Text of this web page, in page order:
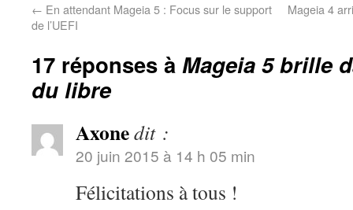
← En attendant Mageia 5 : Focus sur le support
de l’UEFI
Mageia 4
17 réponses à Mageia 5 brille
du libre
Axonedit :
20 juin 2015 à 14 h 05 min
Félicitations à tous !